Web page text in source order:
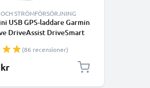
STRÖMFÖRSÖRJNING
USB GPS-laddare Garmin
DriveAssist DriveSmart
navigator GPS tracker
(86 recensioner)
kr